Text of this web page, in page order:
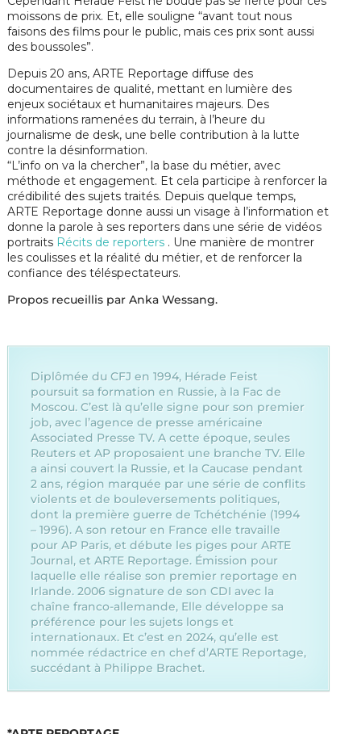
moissons de prix. Et, elle souligne “avant tout nous
faisons des films pour le public, mais ces prix sont aussi
des boussoles”.
Depuis 20 ans, ARTE Reportage diffuse des
documentaires de qualité, mettant en lumière des
enjeux sociétaux et humanitaires majeurs. Des
informations ramenées du terrain, à l’heure du
journalisme de desk, une belle contribution à la lutte
contre la désinformation.
“L’info on va la chercher”, la base du métier, avec
méthode et engagement. Et cela participe à renforcer la
crédibilité des sujets traités. Depuis quelque temps,
ARTE Reportage donne aussi un visage à l’information et
donne la parole à ses reporters dans une série de vidéos
portraits Récits de reporters. Une manière de montrer
les coulisses et la réalité du métier, et de renforcer la
confiance des téléspectateurs.
Propos recueillis par Anka Wessang.
Diplômée du CFJ en 1994, Hérade Feist
poursuit sa formation en Russie, à la Fac de
Moscou. C’est là qu’elle signe pour son premier
job, avec l’agence de presse américaine
Associated Presse TV. A cette époque, seules
Reuters et AP proposaient une branche TV. Elle
a ainsi couvert la Russie, et la Caucase pendant
2 ans, région marquée par une série de conflits
violents et de bouleversements politiques,
dont la première guerre de Tchétchénie (1994
– 1996). A son retour en France elle travaille
pour AP Paris, et débute les piges pour ARTE
Journal, et ARTE Reportage. Émission pour
laquelle elle réalise son premier reportage en
Irlande. 2006 signature de son CDI avec la
chaîne franco-allemande, Elle développe sa
préférence pour les sujets longs et
internationaux. Et c’est en 2024, qu’elle est
nommée rédactrice en chef d’ARTE Reportage,
succédant à Philippe Brachet.